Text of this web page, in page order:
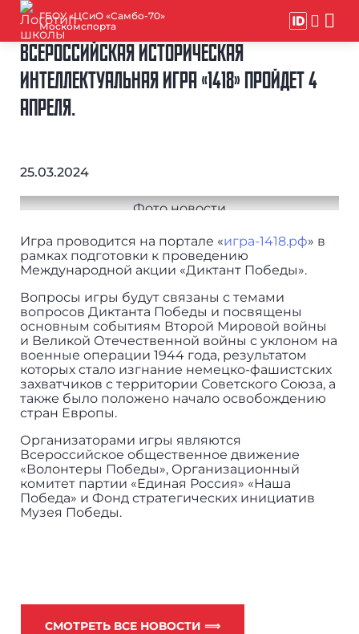
ГБОУ «ЦСиО «Самбо-70»
Москомспорта
ВСЕРОССИЙСКАЯ ИСТОРИЧЕСКАЯ
ИНТЕЛЛЕКТУАЛЬНАЯ ИГРА «1418» ПРОЙДЕТ 4
АПРЕЛЯ.
25.03.2024
Игра проводится на портале «игра-1418.рф» в
рамках подготовки к проведению
Международной акции «Диктант Победы».
Вопросы игры будут связаны с темами
вопросов Диктанта Победы и посвящены
основным событиям Второй Мировой войны
и Великой Отечественной войны с уклоном на
военные операции 1944 года, результатом
которых стало изгнание немецко-фашистских
захватчиков с территории Советского Союза, а
также было положено начало освобождению
стран Европы.
Организаторами игры являются
Всероссийское общественное движение
«Волонтеры Победы», Организационный
комитет партии «Единая Россия» «Наша
Победа» и Фонд стратегических инициатив
Музея Победы.
СМОТРЕТЬ ВСЕ НОВОСТИ ⟹